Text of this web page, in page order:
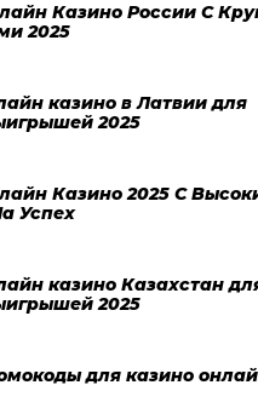
Казино России С
2025
казино в Латвии для
2025
Казино 2025 С
Успех
казино Казахстан
2025
для казино